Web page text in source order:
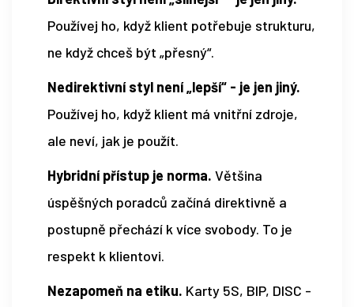
Používej ho, když klient potřebuje strukturu,
ne když chceš být „přesný“.
Nedirektivní styl není „lepší“ - je jen jiný.
Používej ho, když klient má vnitřní zdroje,
ale neví, jak je použít.
Hybridní přístup je norma. Většina
úspěšných poradců začíná direktivně a
postupně přechází k více svobody. To je
respekt k klientovi.
Nezapomeň na etiku. Karty 5S, BIP, DISC -